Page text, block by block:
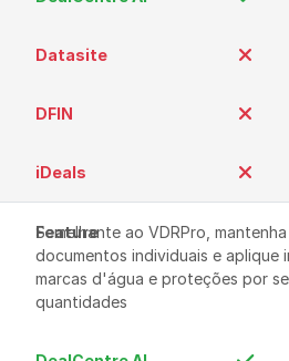
Semelhante ao VDRPro,
documentos individuais e aplique
marcas d'água e proteções por
quantidades